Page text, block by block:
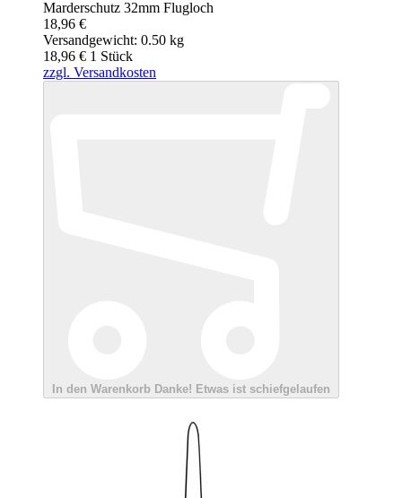
Marderschutz 32mm Flugloch
18,96 €
Versandgewicht: 0.50 kg
18,96 € 1 Stück
zzgl. Versandkosten
In den Warenkorb Danke! Etwas ist schiefgelaufen